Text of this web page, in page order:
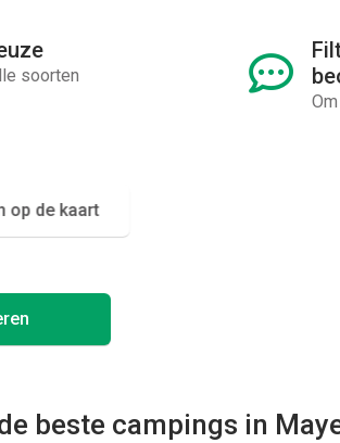
soorten
op de kaart
beste campings in